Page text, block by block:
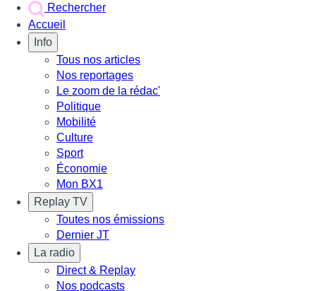
Rechercher
Accueil
Info
Tous nos articles
Nos reportages
Le zoom de la rédac'
Politique
Mobilité
Culture
Sport
Économie
Mon BX1
Replay TV
Toutes nos émissions
Dernier JT
La radio
Direct & Replay
Nos podcasts